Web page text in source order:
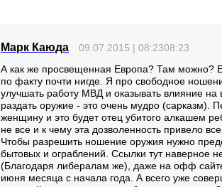
Марк Каюда
09.07.2015 | 08:2308:23
А как же просвещенная Европа? Там можно?
по факту почти нигде. Я про свободное
улучшать работу МВД и оказывать влияние
раздать оружие - это очень мудро (сарказм).
женщину и это будет отец убитого алкашем
не все и к чему эта дозволенность привело
Чтобы разрешить ношение оружия нужно
бытовых и ограблений. Ссылки тут наверное
(Благодаря либералам же), даже на офф
июня месяца с начала года. А всего уже